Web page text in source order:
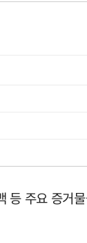
주요 증거